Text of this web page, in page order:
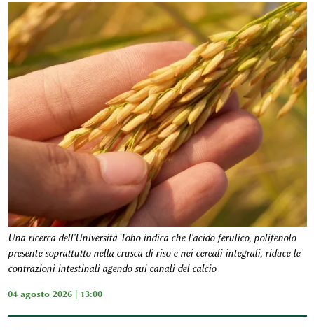
Una ricerca dell'Università Toho indica che l'acido ferulico, polifenolo
presente soprattutto nella crusca di riso e nei cereali integrali, riduce le
contrazioni intestinali agendo sui canali del calcio
04 agosto 2026 | 13:00